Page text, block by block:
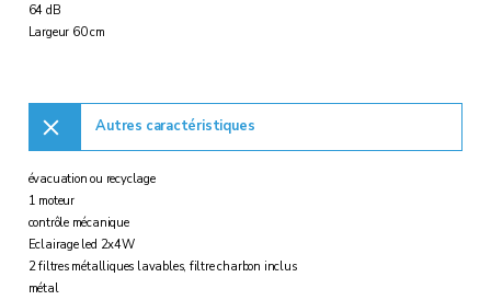
64 dB
Largeur 60 cm
Autres caractéristiques
évacuation ou recyclage
1 moteur
contrôle mécanique
Eclairage led 2x4W
2 filtres métalliques lavables, filtre charbon inclus
métal